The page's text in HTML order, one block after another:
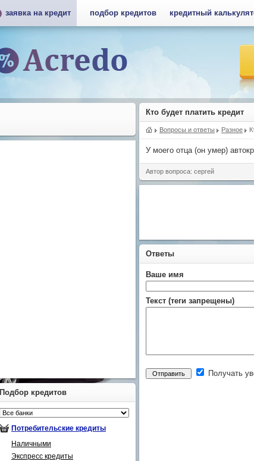
Кто будет платить кредит
Вопросы и ответы Разное
У моего отца (он умер)
Автор вопроса: сергей
Ответы
Ваше имя
Текст (теги запрещены)
Получать
Подбор кредитов
Потребительские кредиты
Наличными
Экспресс кредиты
заявка на кредит подбор кредитов кредитный